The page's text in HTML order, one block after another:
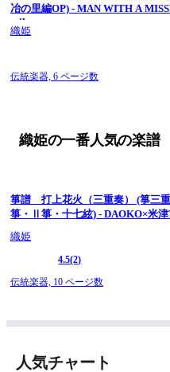
冶の里編OP) - MAN WITH A
milet
織姫
伝統楽器, 6 ページ数
織姫の一番人気の楽譜
箏譜 打上花火（三重奏） (箏三
箏・Ⅱ箏・十七絃) - DAOKO×米
織姫
4.5(2)
伝統楽器, 10 ページ数
人気チャート